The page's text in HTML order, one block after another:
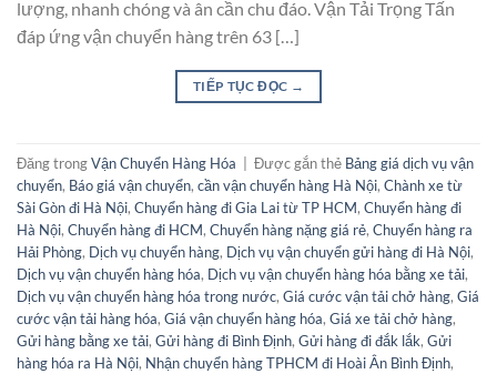
lượng, nhanh chóng và ân cần chu đáo. Vận Tải Trọng Tấn
đáp ứng vận chuyển hàng trên 63 […]
TIẾP TỤC ĐỌC →
Đăng trongVận Chuyển Hàng Hóa Được gắn thẻ Bảng giá dịch vụ vận
chuyển, Báo giá vận chuyển, cần vận chuyển hàng Hà Nội, Chành xe từ
Sài Gòn đi Hà Nội, Chuyển hàng đi Gia Lai từ TP HCM, Chuyển hàng đi
Hà Nội, Chuyển hàng đi HCM, Chuyển hàng nặng giá rẻ, Chuyển hàng ra
Hải Phòng, Dịch vụ chuyển hàng, Dịch vụ vận chuyển gửi hàng đi Hà Nội,
Dịch vụ vận chuyển hàng hóa, Dịch vụ vận chuyển hàng hóa bằng xe tải,
Dịch vụ vận chuyển hàng hóa trong nước, Giá cước vận tải chở hàng, Giá
cước vận tải hàng hóa, Giá vận chuyển hàng hóa, Giá xe tải chở hàng,
Gửi hàng bằng xe tải, Gửi hàng đi Bình Định, Gửi hàng đi đắk lắk, Gửi
hàng hóa ra Hà Nội, Nhận chuyển hàng TPHCM đi Hoài Ân Bình Định,